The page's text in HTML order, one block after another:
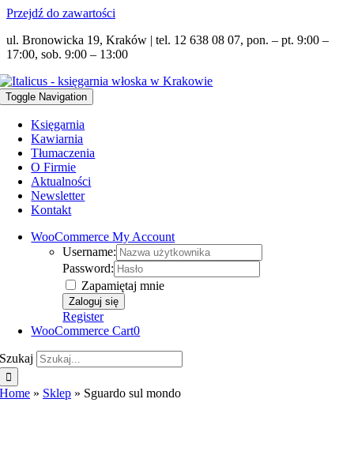
Przejdź do zawartości
ul. Bronowicka 19, Kraków | tel. 12 638 08 07, pon. – pt. 9:00 –
17:00, sob. 9:00 – 13:00
Toggle Navigation
Księgarnia
Kawiarnia
Tłumaczenia
O Firmie
Aktualności
Newsletter
Kontakt
WooCommerce My Account
Username:
Password:
Zapamiętaj mnie
Register
WooCommerce Cart0
Szukaj
Home » Sklep » Sguardo sul mondo